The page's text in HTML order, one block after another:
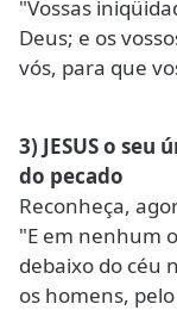
"Vossas
Deus; e os
vós, para que
3) JESUS o
do pecado
Reconheça,
"E em nenhum
debaixo do céu
os homens,